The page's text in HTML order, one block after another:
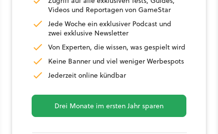
Videos und Reportagen von GameStar
Jede Woche ein exklusiver Podcast und
zwei exklusive Newsletter
Von Experten, die wissen, was gespielt wird
Keine Banner und viel weniger Werbespots
Jederzeit online kündbar
Drei Monate im ersten Jahr sparen